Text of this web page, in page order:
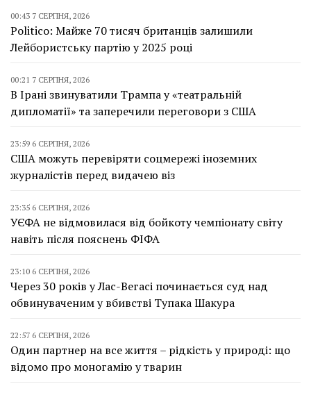
00:43 7 СЕРПНЯ, 2026
Politico: Майже 70 тисяч британців залишили
Лейбористську партію у 2025 році
00:21 7 СЕРПНЯ, 2026
В Ірані звинуватили Трампа у «театральній
дипломатії» та заперечили переговори з США
23:59 6 СЕРПНЯ, 2026
США можуть перевіряти соцмережі іноземних
журналістів перед видачею віз
23:35 6 СЕРПНЯ, 2026
УЄФА не відмовилася від бойкоту чемпіонату світу
навіть після пояснень ФІФА
23:10 6 СЕРПНЯ, 2026
Через 30 років у Лас-Вегасі починається суд над
обвинуваченим у вбивстві Тупака Шакура
22:57 6 СЕРПНЯ, 2026
Один партнер на все життя – рідкість у природі: що
відомо про моногамію у тварин